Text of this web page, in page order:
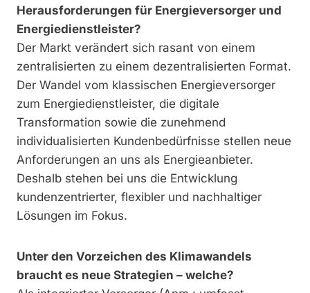
Herausforderungen für Energieversorger und
Energiedienstleister?
Der Markt verändert sich rasant von einem
zentralisierten zu einem dezentralisierten Format.
Der Wandel vom klassischen Energieversorger
zum Energiedienstleister, die digitale
Transformation sowie die zunehmend
individualisierten Kundenbedürfnisse stellen neue
Anforderungen an uns als Energieanbieter.
Deshalb stehen bei uns die Entwicklung
kundenzentrierter, flexibler und nachhaltiger
Lösungen im Fokus.
Unter den Vorzeichen des Klimawandels
braucht es neue Strategien – welche?